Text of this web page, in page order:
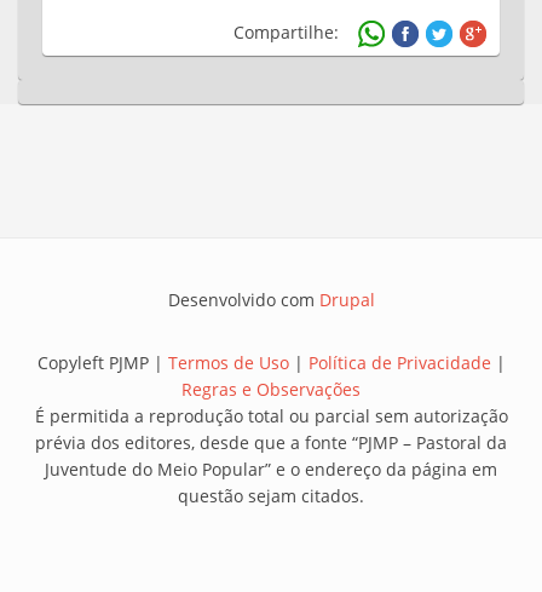
Compartilhe:
Desenvolvido com Drupal
Copyleft PJMP | Termos de Uso| Política de Privacidade |
Regras e Observações
É permitida a reprodução total ou parcial sem autorização
prévia dos editores, desde que a fonte “PJMP – Pastoral da
Juventude do Meio Popular” e o endereço da página em
questão sejam citados.